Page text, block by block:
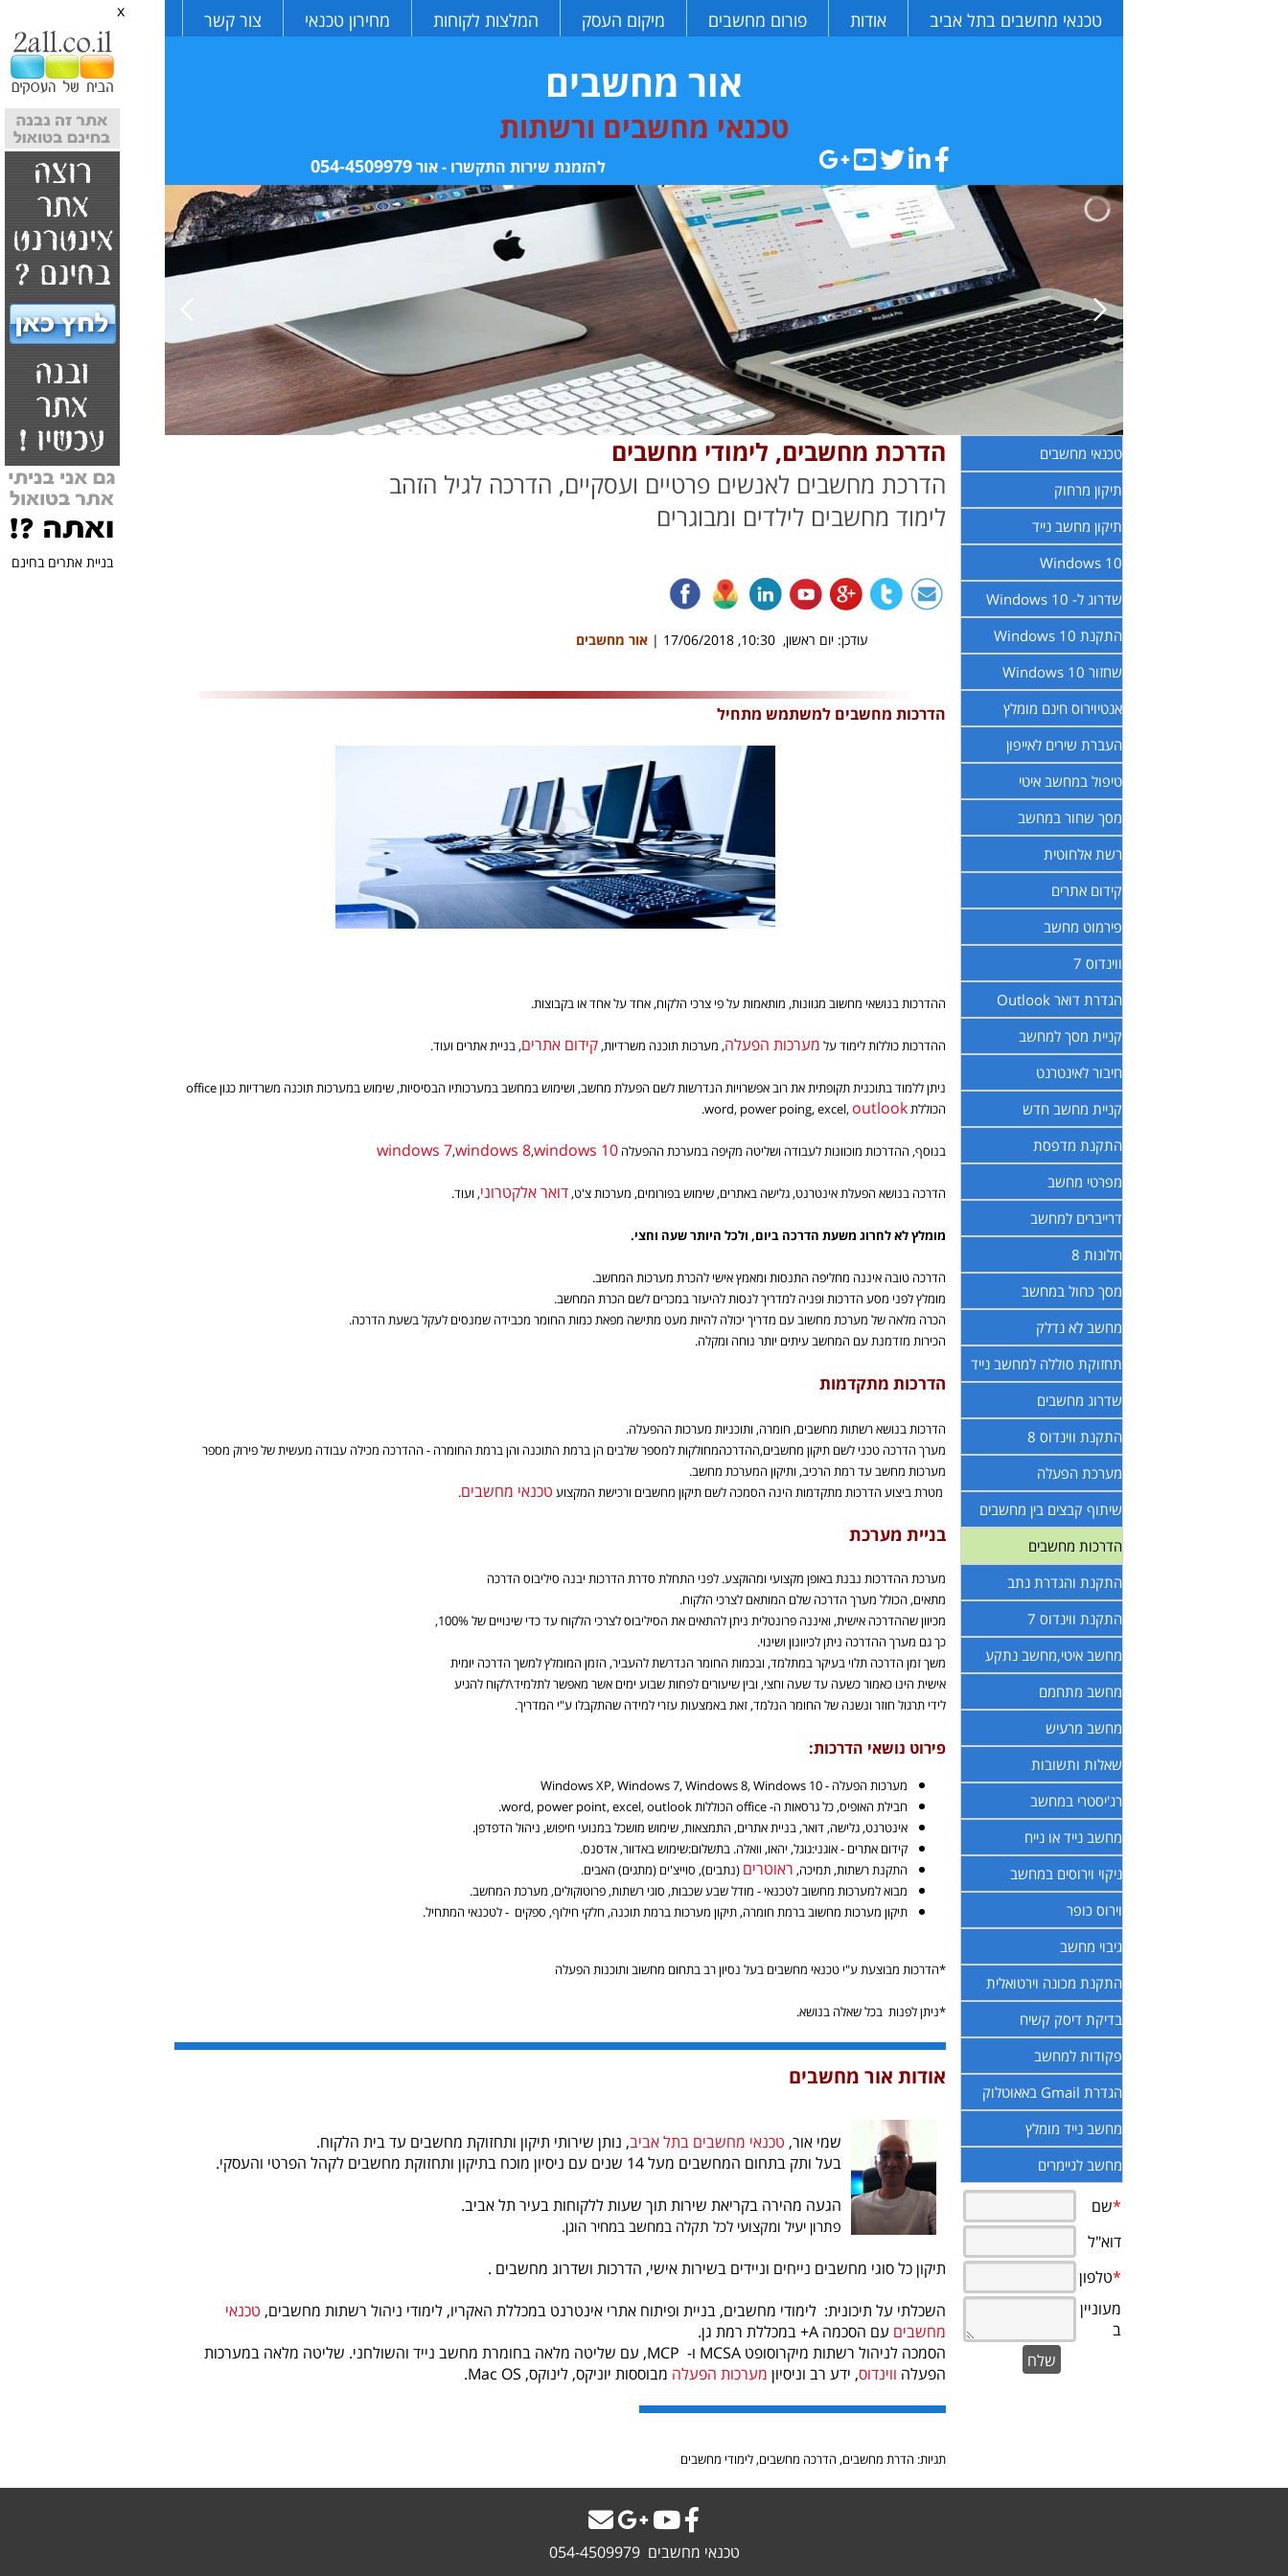
x
בניית אתרים בחינם
טכנאי מחשבים בתל אביב אודות פורום מחשבים מיקום העסק המלצות לקוחות מחירון טכנאי צור קשר
אור מחשבים
טכנאי מחשבים ורשתות
להזמנת שירות התקשרו - אור054-4509979
טכנאי מחשבים
תיקון מרחוק
תיקון מחשב נייד
Windows 10
שדרוג ל- Windows 10
התקנת Windows 10
שחזור Windows 10
אנטיוירוס חינם מומלץ
העברת שירים לאייפון
טיפול במחשב איטי
מסך שחור במחשב
רשת אלחוטית
קידום אתרים
פירמוט מחשב
ווינדוס 7
הגדרת דואר Outlook
קניית מסך למחשב
חיבור לאינטרנט
קניית מחשב חדש
התקנת מדפסת
מפרטי מחשב
דרייברים למחשב
חלונות 8
מסך כחול במחשב
מחשב לא נדלק
תחזוקת סוללה למחשב נייד
שדרוג מחשבים
התקנת ווינדוס 8
מערכת הפעלה
שיתוף קבצים בין מחשבים
הדרכות מחשבים
התקנת והגדרת נתב
התקנת ווינדוס 7
מחשב איטי,מחשב נתקע
מחשב מתחמם
מחשב מרעיש
שאלות ותשובות
רג'יסטרי במחשב
מחשב נייד או נייח
ניקוי וירוסים במחשב
וירוס כופר
גיבוי מחשב
התקנת מכונה וירטואלית
בדיקת דיסק קשיח
פקודות למחשב
הגדרת Gmail באאוטלוק
מחשב נייד מומלץ
מחשב לגיימרים
הדרכת מחשבים, לימודי מחשבים
הדרכת מחשבים לאנשים פרטיים ועסקיים, הדרכה לגיל הזהב
לימוד מחשבים לילדים ומבוגרים
עודכן: יום ראשון, 10:30, 17/06/2018 | אור מחשבים
הדרכות מחשבים למשתמש מתחיל
ההדרכות בנושאי מחשוב מגוונות, מותאמות על פי צרכי הלקוח, אחד על אחד או בקבוצות.
ההדרכות כוללות לימוד על מערכות הפעלה, מערכות תוכנה משרדיות,קידום אתרים, בניית אתרים ועוד.
ניתן ללמוד בתוכנית תקופתית את רוב אפשרויות הנדרשות לשם הפעלת מחשב, ושימוש במחשב במערכותיו הבסיסיות, שימוש במערכות תוכנה משרדיות כגון office
הכוללת word, power poing, excel,outlook
.
בנוסף, ההדרכות מוכוונות לעבודה ושליטה מקיפה במערכת ההפעלה windows 7,windows 8,windows 10
הדרכה בנושא הפעלת אינטרנט, גלישה באתרים, שימוש בפורומים, מערכות צ'ט,דואר אלקטרוני, ועוד.
מומלץ לא לחרוג משעת הדרכה ביום, ולכל היותר שעה וחצי.
הדרכה טובה איננה מחליפה התנסות ומאמץ אישי להכרת מערכות המחשב.
מומלץ לפני מסע הדרכות ופניה למדריך לנסות להיעזר במכרים לשם הכרת המחשב.
הכרה מלאה של מערכת מחשוב עם מדריך יכולה להיות מעט מתישה מפאת כמות החומר מכבידה שמנסים לעקל בשעת הדרכה.
הכירות מזדמנת עם המחשב עיתים יותר נוחה ומקלה.
הדרכות מתקדמות
הדרכות בנושא רשתות מחשבים, חומרה, ותוכניות מערכות ההפעלה.
מערך הדרכה טכני לשם תיקון מחשבים,ההדרכהמחולקות למספר שלבים הן ברמת התוכנה והן ברמת החומרה - ההדרכה מכילה עבודה מעשית של פירוק מספר
מערכות מחשב עד רמת הרכיב, ותיקון המערכת מחשב.
מטרת ביצוע הדרכות מתקדמות הינה הסמכה לשם תיקון מחשבים ורכישת המקצוע טכנאי מחשבים.
בניית מערכת
מערכת ההדרכות נבנת באופן מקצועי ומהוקצע. לפני התחלת סדרת הדרכות יבנה סיליבוס הדרכה
מתאים, הכולל מערך הדרכה שלם המותאם לצרכי הלקוח.
מכיוון שההדרכה אישית, ואיננה פרונטלית ניתן להתאים את הסיליבוס לצרכי הלקוח עד כדי שינויים של 100%,
כך גם מערך ההדרכה ניתן לכיוונון ושינוי.
משך זמן הדרכה תלוי בעיקר במתלמד, ובכמות החומר הנדרשת להעביר, הזמן המומלץ למשך הדרכה יומית
אישית הינו כאמור כשעה עד שעה וחצי, ובין שיעורים לפחות שבוע ימים אשר מאפשר לתלמיד\לקוח להגיע
לידי תרגול חוזר ונשנה של החומר הנלמד, זאת באמצעות עזרי למידה שהתקבלו ע"י המדריך.
פירוט נושאי הדרכות:
מערכות הפעלה - Windows XP, Windows 7, Windows 8, Windows 10
חבילת האופיס, כל גרסאות ה- office הכוללות word, power point, excel, outlook.
אינטרנט, גלישה, דואר, בניית אתרים, התמצאות, שימוש מושכל במנועי חיפוש, ניהול הדפדפן.
קידום אתרים - אוגני:גוגל, יהאו, וואלה. בתשלום:שימוש באדוור, אדסנס.
התקנת רשתות, תמיכה, ראוטרים (נתבים), סוייצ'ים (מתגים) האבים.
מבוא למערכות מחשוב לטכנאי - מודל שבע שכבות, סוגי רשתות, פרוטוקולים, מערכת המחשב.
תיקון מערכות מחשוב ברמת חומרה, תיקון מערכות ברמת תוכנה, חלקי חילוף, ספקים - לטכנאי המתחיל.
*הדרכות מבוצעת ע"י טכנאי מחשבים בעל נסיון רב בתחום מחשוב ותוכנות הפעלה
*ניתן לפנות בכל שאלה בנושא.
אודות אור מחשבים
שמי אור, טכנאי מחשבים בתל אביב, נותן שירותי תיקון ותחזוקת מחשבים עד בית הלקוח.
בעל ותק בתחום המחשבים מעל 14 שנים עם ניסיון מוכח בתיקון ותחזוקת מחשבים לקהל הפרטי והעסקי.
הגעה מהירה בקריאת שירות תוך שעות ללקוחות בעיר תל אביב.
פתרון יעיל ומקצועי לכל תקלה במחשב במחיר הוגן.
תיקון כל סוגי מחשבים נייחים וניידים בשירות אישי, הדרכות ושדרוג מחשבים .
השכלתי על תיכונית: לימודי מחשבים, בניית ופיתוח אתרי אינטרנט במכללת האקריו, לימודי ניהול רשתות מחשבים, טכנאי
מחשבים עם הסכמה A+ במכללת רמת גן.
הסמכה לניהול רשתות מיקרוסופט MCSA ו- MCP, עם שליטה מלאה בחומרת מחשב נייד והשולחני. שליטה מלאה במערכות
הפעלה ווינדוס, ידע רב וניסיון מערכות הפעלה מבוססות יוניקס, לינוקס, Mac OS.
תגיות: הדרת מחשבים, הדרכה מחשבים, לימודי מחשבים
טכנאי מחשבים 054-4509979